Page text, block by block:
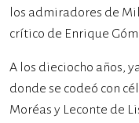
los admiradores de
crítico de Enrique
A los dieciocho años,
donde se codeó con
Moréas y Leconte de